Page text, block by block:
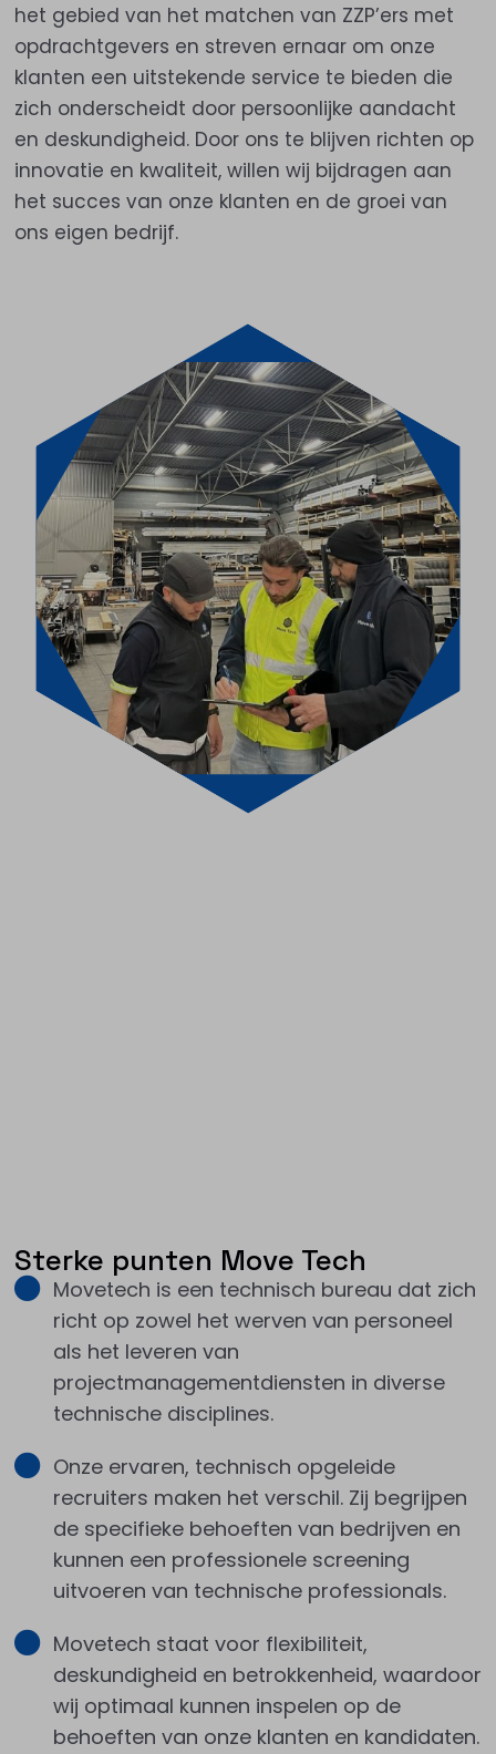
het gebied van het matchen van ZZP’ers met
opdrachtgevers en streven ernaar om onze
klanten een uitstekende service te bieden die
zich onderscheidt door persoonlijke aandacht
en deskundigheid. Door ons te blijven richten op
innovatie en kwaliteit, willen wij bijdragen aan
het succes van onze klanten en de groei van
ons eigen bedrijf.
Sterke punten Move Tech
Movetech is een technisch bureau dat zich
richt op zowel het werven van personeel
als het leveren van
projectmanagementdiensten in diverse
technische disciplines.
Onze ervaren, technisch opgeleide
recruiters maken het verschil. Zij begrijpen
de specifieke behoeften van bedrijven en
kunnen een professionele screening
uitvoeren van technische professionals.
Movetech staat voor flexibiliteit,
deskundigheid en betrokkenheid, waardoor
wij optimaal kunnen inspelen op de
behoeften van onze klanten en kandidaten.